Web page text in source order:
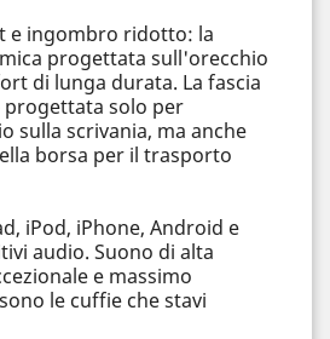
e ingombro ridotto: la
progettata sull'orecchio
di lunga durata. La fascia
progettata solo per
sulla scrivania, ma anche
borsa per il trasporto
iPod, iPhone, Android e
audio. Suono di alta
e massimo
le cuffie che stavi